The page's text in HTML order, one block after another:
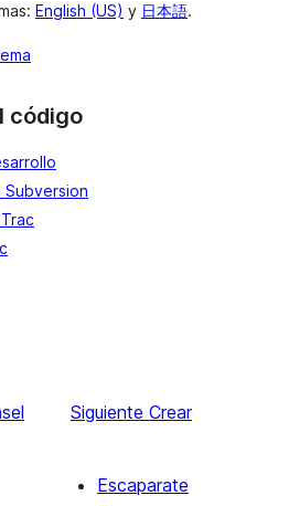
English (US) y 日本語.
código
Siguiente Crear
Escaparate